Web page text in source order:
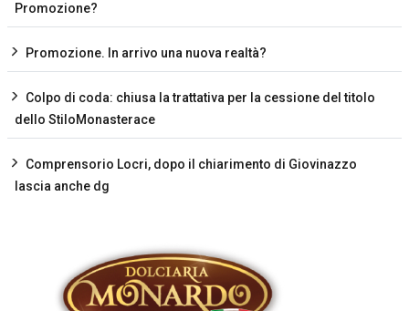
Promozione?
Promozione. In arrivo una nuova realtà?
Colpo di coda: chiusa la trattativa per la cessione del titolo
dello StiloMonasterace
Comprensorio Locri, dopo il chiarimento di Giovinazzo
lascia anche dg